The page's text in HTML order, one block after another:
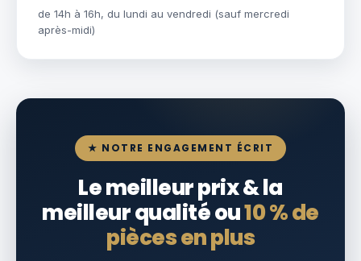
de 14h à 16h, du lundi au vendredi (sauf mercredi
après-midi)
★ NOTRE ENGAGEMENT ÉCRIT
Le meilleur prix & la
meilleur qualité ou10 % de
pièces en plus